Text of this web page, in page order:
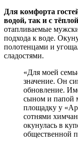
Для комфорта
водой, так и с тёплой
отапливаемые
подхода к воде.
полотенцами и
сладостями.
«Для моей
значение. Он
обновление.
сыном и папой
площадку у
сотнями
окунулась в
общественной